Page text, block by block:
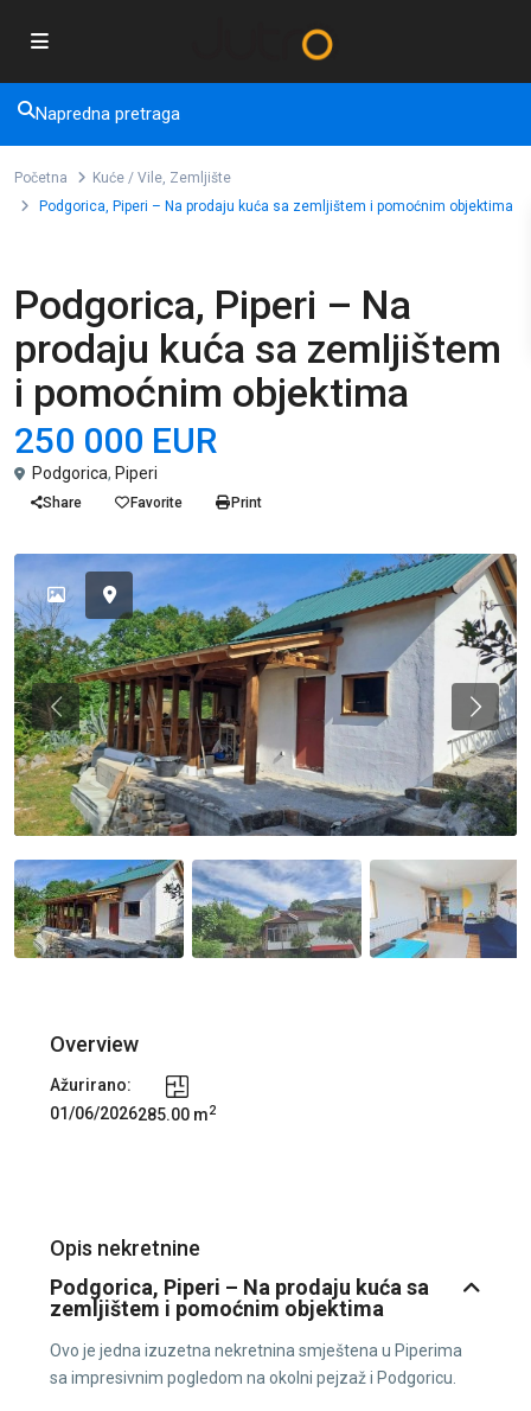
Napredna pretraga
Početna Kuće / Vile, Zemljište
Podgorica, Piperi – Na prodaju kuća sa zemljištem i pomoćnim objektima
Podgorica, Piperi – Na
prodaju kuća sa zemljištem
i pomoćnim objektima
250 000 EUR
Podgorica, Piperi
Share Favorite Print
Previous
Overview
Ažurirano:
01/06/2026285.00 m2
Opis nekretnine
Podgorica, Piperi – Na prodaju kuća sa
zemljištem i pomoćnim objektima
Ovo je jedna izuzetna nekretnina smještena u Piperima
sa impresivnim pogledom na okolni pejzaž i Podgoricu.